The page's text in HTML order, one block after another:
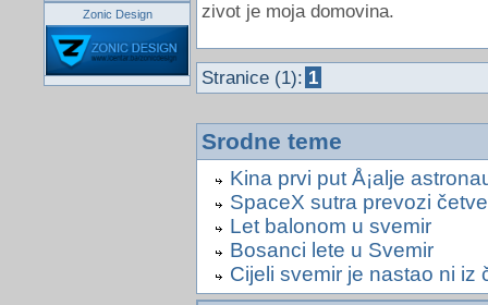
Zonic Design zivot je moja domovina.
Stranice (1): 1
Srodne teme
Kina prvi put Å¡alje
SpaceX sutra prevozi
Let balonom u svemir
Bosanci lete u Svemir
Cijeli svemir je nastao ni iz